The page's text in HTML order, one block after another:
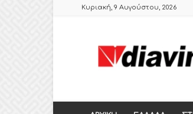
Κυριακή, 9 Αυγούστου, 2026
ΕΒΔΟΜΑΔΙΑΙΑ
ΠΟΛΙΤΙΚΗ
ΕΛΛΑΔΑΣ,